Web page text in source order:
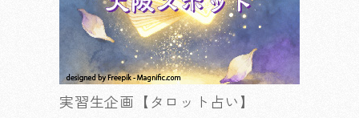
実習生企画【タロット占い】